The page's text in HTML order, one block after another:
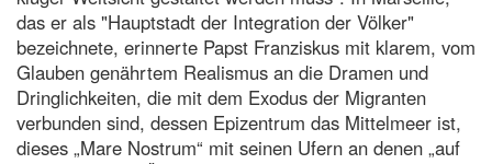
das er als "Hauptstadt der Integration der Völker"
bezeichnete, erinnerte Papst Franziskus mit klarem, vom
Glauben genährtem Realismus an die Dramen und
Dringlichkeiten, die mit dem Exodus der Migranten
verbunden sind, dessen Epizentrum das Mittelmeer ist,
dieses „Mare Nostrum“ mit seinen Ufern an denen „auf